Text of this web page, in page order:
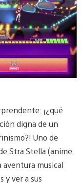
¡¿qué
digna de un
Uno de
Stra Stella (anime
aventura musical
y ver a sus